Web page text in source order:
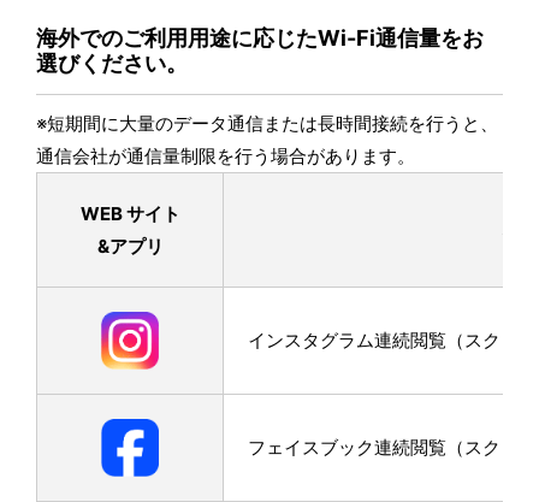
海外でのご利用用途に応じたWi-Fi通信量をお
選びください。
※短期間に大量のデータ通信または長時間接続を行うと、
通信会社が通信量制限を行う場合があります。
WEB サイト
&アプリ
インスタグラム連続閲覧（スクロ
フェイスブック連続閲覧（スクロ